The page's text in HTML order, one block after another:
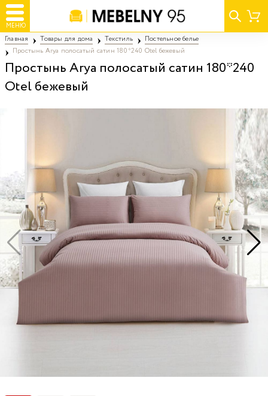
МЕНЮ
Главная Товары для дома Текстиль
Постельное белье
Простынь Arya полосатый сатин 180*240 Otel бежевый
Простынь Arya полосатый сатин 180*240
Otel бежевый